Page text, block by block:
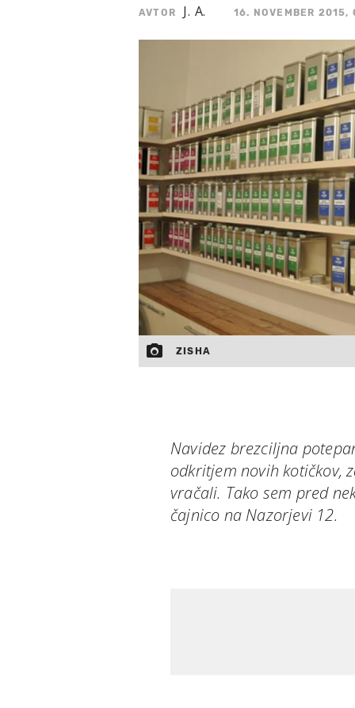
AVTOR J. A. 16. NOVEMBER 2015,
ZISHA
Navidez brezciljna
odkritjem novih kotičkov,
vračali. Tako sem pred
čajnico na Nazorjevi 12.